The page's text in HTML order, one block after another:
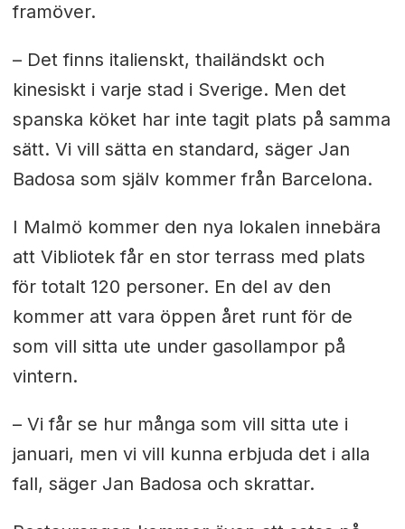
framöver.
– Det finns italienskt, thailändskt och
kinesiskt i varje stad i Sverige. Men det
spanska köket har inte tagit plats på samma
sätt. Vi vill sätta en standard, säger Jan
Badosa som själv kommer från Barcelona.
I Malmö kommer den nya lokalen innebära
att Vibliotek får en stor terrass med plats
för totalt 120 personer. En del av den
kommer att vara öppen året runt för de
som vill sitta ute under gasollampor på
vintern.
– Vi får se hur många som vill sitta ute i
januari, men vi vill kunna erbjuda det i alla
fall, säger Jan Badosa och skrattar.